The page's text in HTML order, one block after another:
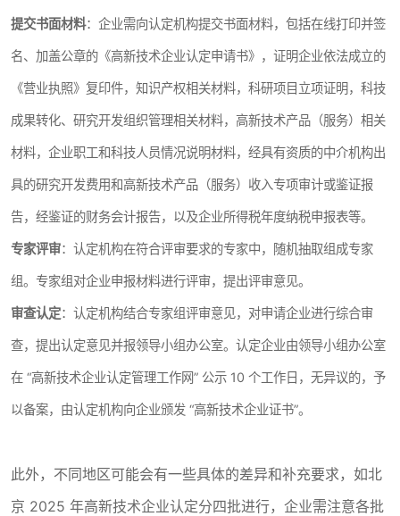
提交书面材料：企业需向认定机构提交书面材料，包括在线打印并签
名、加盖公章的《高新技术企业认定申请书》，证明企业依法成立的
《营业执照》复印件，知识产权相关材料，科研项目立项证明，科技
成果转化、研究开发组织管理相关材料，高新技术产品（服务）相关
材料，企业职工和科技人员情况说明材料，经具有资质的中介机构出
具的研究开发费用和高新技术产品（服务）收入专项审计或鉴证报
告，经鉴证的财务会计报告，以及企业所得税年度纳税申报表等。
专家评审：认定机构在符合评审要求的专家中，随机抽取组成专家
组。专家组对企业申报材料进行评审，提出评审意见。
审查认定：认定机构结合专家组评审意见，对申请企业进行综合审
查，提出认定意见并报领导小组办公室。认定企业由领导小组办公室
在 “高新技术企业认定管理工作网” 公示 10 个工作日，无异议的，予
以备案，由认定机构向企业颁发 “高新技术企业证书”。
此外，不同地区可能会有一些具体的差异和补充要求，如北
京 2025 年高新技术企业认定分四批进行，企业需注意各批